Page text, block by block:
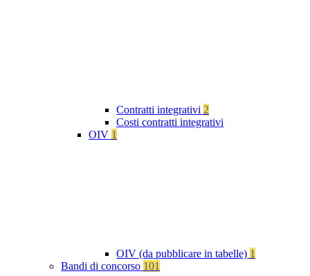
Contratti integrativi 2
Costi contratti integrativi
OIV 1
OIV (da pubblicare in tabelle) 1
Bandi di concorso 101